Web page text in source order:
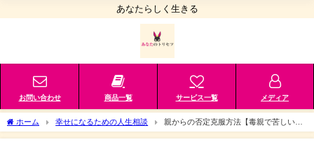
あなたらしく生きる
お問い合わせ 商品一覧 サービス一覧 メディア
ホーム 幸せになるための人生相談
親からの否定克服方法【毒親で苦しいあ
なたが楽になれる方法】